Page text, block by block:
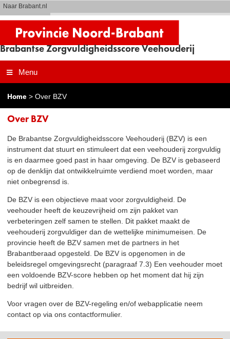
Naar Brabant.nl
Brabantse Zorgvuldigheidsscore Veehouderij
Menu
Home > Over BZV
Over BZV
De Brabantse Zorgvuldigheidsscore Veehouderij (BZV) is een
instrument dat stuurt en stimuleert dat een veehouderij zorgvuldig
is en daarmee goed past in haar omgeving. De BZV is gebaseerd
op de denklijn dat ontwikkelruimte verdiend moet worden, maar
niet onbegrensd is.
De BZV is een objectieve maat voor zorgvuldigheid. De
veehouder heeft de keuzevrijheid om zijn pakket van
verbeteringen zelf samen te stellen. Dit pakket maakt de
veehouderij zorgvuldiger dan de wettelijke minimumeisen. De
provincie heeft de BZV samen met de partners in het
Brabantberaad opgesteld. De BZV is opgenomen in de
beleidsregel omgevingsrecht (paragraaf 7.3) Een veehouder moet
een voldoende BZV-score hebben op het moment dat hij zijn
bedrijf wil uitbreiden.
Voor vragen over de BZV-regeling en/of webapplicatie neem
contact op via ons contactformulier.